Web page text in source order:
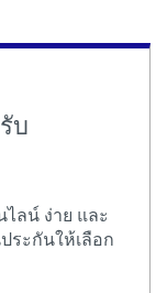
บ
ลน์ ง่าย และ
ระกันให้เลือก